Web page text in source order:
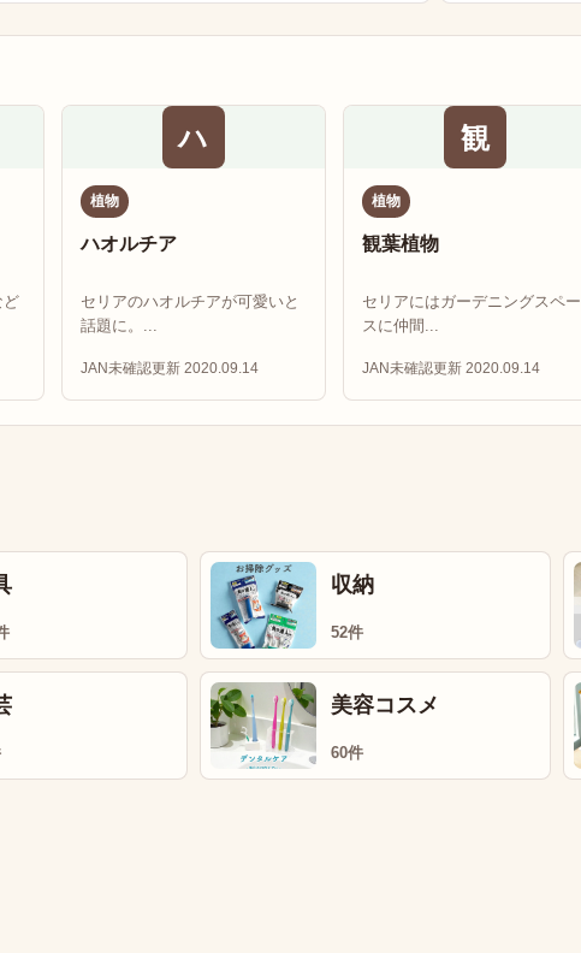
ど
ハ
植物
ハオルチア
セリアのハオルチアが可愛いと
話題に。...
JAN未確認更新 2020.09.14
観
植物
観葉植物
セリアにはガーデニングスペー
スに仲間...
JAN未確認更新 2020.09.14
収納
52件
美容コスメ
60件